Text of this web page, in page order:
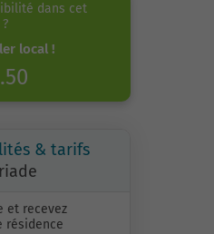
dans cet
local !
& tarifs
et recevez
résidence